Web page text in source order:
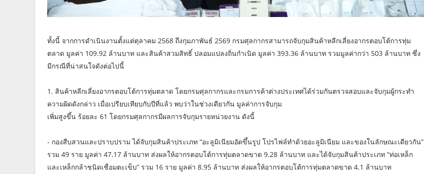
ทั้งนี้ จากการดำเนินงานตั้งแต่ตุลาคม 2568 ถึงกุมภาพันธ์ 2569 กรมศุลกากรสามารถจับกุมสินค้าหลีกเลี่ยงอากรตอบโต้การทุ่ม
ตลาด มูลค่า 109.92 ล้านบาท และสินค้าสวมสิทธิ์ ปลอมแปลงถิ่นกำเนิด มูลค่า 393.36 ล้านบาท รวมมูลค่ากว่า 503 ล้านบาท ซึ่ง
มีกรณีที่น่าสนใจดังต่อไปนี้
1. สินค้าหลีกเลี่ยงอากรตอบโต้การทุ่มตลาด โดยกรมศุลกากรและกรมการค้าต่างประเทศได้ร่วมกันตรวจสอบและจับกุมผู้กระทำ
ความผิดดังกล่าว เมื่อเปรียบเทียบกับปีที่แล้ว พบว่าในช่วงเดียวกัน มูลค่าการจับกุม
เพิ่มสูงขึ้น ร้อยละ 61 โดยกรมศุลกากรมีผลการจับกุมรายหน่วยงาน ดังนี้
- กองสืบสวนและปราบปราม ได้จับกุมสินค้าประเภท “อะลูมิเนียมอัดขึ้นรูป โปรไฟล์ทำด้วยอะลูมิเนียม และของในลักษณะเดียวกัน”
รวม 49 ราย มูลค่า 47.17 ล้านบาท ส่งผลให้อากรตอบโต้การทุ่มตลาดขาด 9.28 ล้านบาท และได้จับกุมสินค้าประเภท “ท่อเหล็ก
และเหล็กกล้าชนิดเชื่อมตะเข็บ” รวม 16 ราย มูลค่า 8.95 ล้านบาท ส่งผลให้อากรตอบโต้การทุ่มตลาดขาด 4.1 ล้านบาท